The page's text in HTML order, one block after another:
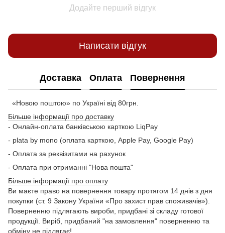
Додайте перший відгук
Написати відгук
Доставка Оплата Повернення
«Новою поштою» по Україні від 80грн.
Більше інформації про доставку
- Онлайн-оплата банківською карткою LiqPay
- plata by mono (оплата карткою, Apple Pay, Google Pay)
- Оплата за реквізитами на рахунок
- Оплата при отриманні "Нова пошта"
Більше інформації про оплату
Ви маєте право на повернення товару протягом 14 днів з дня
покупки (ст. 9 Закону України «Про захист прав споживачів»).
Поверненню підлягають вироби, придбані зі складу готової
продукції. Виріб, придбаний "на замовлення" поверненню та
обміну не підлягає!